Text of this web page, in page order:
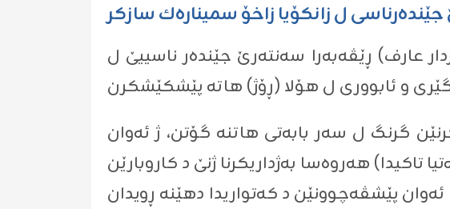
ل زانکۆیا زاخۆ سمینارەك سازکر
ژ لایێ ماموستا (نازدار عارف) ڕێڤەبەرا سەنتەرێ جێندەر ناسییێ ل
گرنگ ل سەر بابەتی ھاتنە گۆتن، ژ ئەوان
تاکیدا) ھەروەسا بەژداریکرنا ژنێ د کاروبارێن
پێشڤەچوونێن د کەتواریدا دھێنە ڕویدان